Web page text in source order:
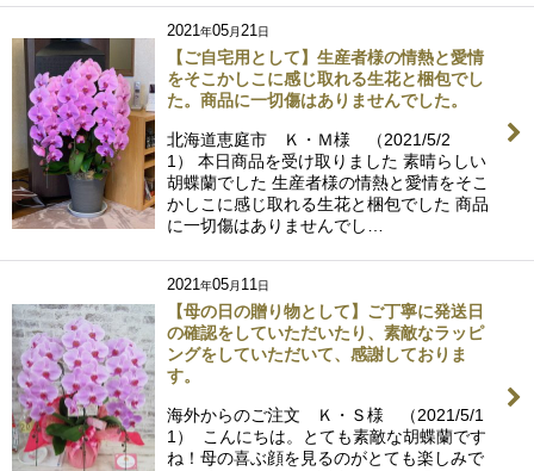
2021年05月 21日
【ご自宅用として】生産者様の情熱と愛情
をそこかしこに感じ取れる生花と梱包でし
た。商品に一切傷はありませんでした。
北海道恵庭市 Ｋ・Ｍ様 （2021/5/2
1） 本日商品を受け取りました 素晴らしい
胡蝶蘭でした 生産者様の情熱と愛情をそこ
かしこに感じ取れる生花と梱包でした 商品
に一切傷はありませんでし…
2021年05月 11日
【母の日の贈り物として】ご丁寧に発送日
の確認をしていただいたり、素敵なラッピ
ングをしていただいて、感謝しておりま
す。
海外からのご注文 Ｋ・Ｓ様 （2021/5/1
1） こんにちは。とても素敵な胡蝶蘭です
ね！母の喜ぶ顔を見るのがとても楽しみで